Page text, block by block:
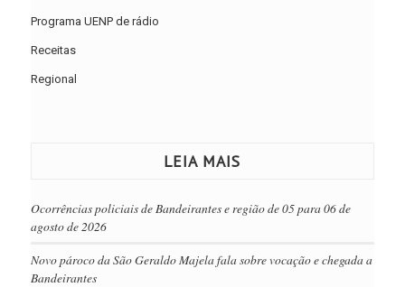
Programa UENP de rádio
Receitas
Regional
LEIA MAIS
Ocorrências policiais de Bandeirantes e região de 05 para 06 de
agosto de 2026
Novo pároco da São Geraldo Majela fala sobre vocação e chegada a
Bandeirantes